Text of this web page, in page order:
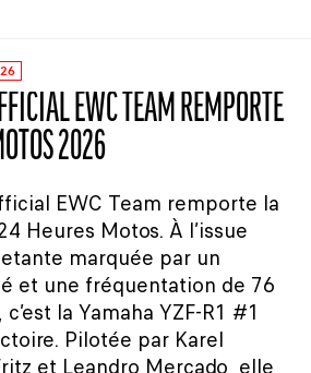
EWC TEAM REMPORTE
2026
EWC Team remporte la
Heures Motos. À l’issue
marquée par un
et une fréquentation de 76
la Yamaha YZF-R1 #1
Pilotée par Karel